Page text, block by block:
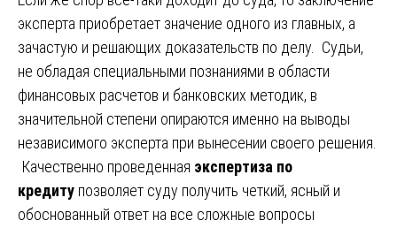
эксперта приобретает значение одного из главных, а
зачастую и решающих доказательств по делу. Судьи,
не обладая специальными познаниями в области
финансовых расчетов и банковских методик, в
значительной степени опираются именно на выводы
независимого эксперта при вынесении своего решения.
Качественно проведенная экспертиза по
кредиту позволяет суду получить четкий, ясный и
обоснованный ответ на все сложные вопросы